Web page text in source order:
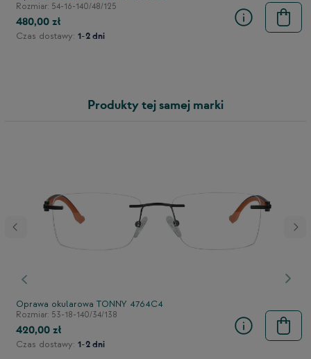
Rozmiar: 54-16-140/48/125
480,00 zł
Czas dostawy: 1-2 dni
Produkty tej samej marki
Poprzedni
Oprawa okularowa TONNY 4764C4
Rozmiar: 53-18-140/34/138
420,00 zł
Czas dostawy: 1-2 dni